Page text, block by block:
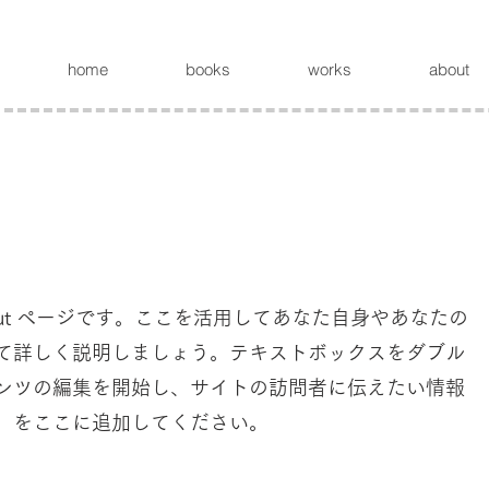
home books works about
ページです。ここを活用してあなた自身やあなたの
詳しく説明しましょう。テキストボックスをダブル
ツの編集を開始し、サイトの訪問者に伝えたい情報
をここに追加してください。